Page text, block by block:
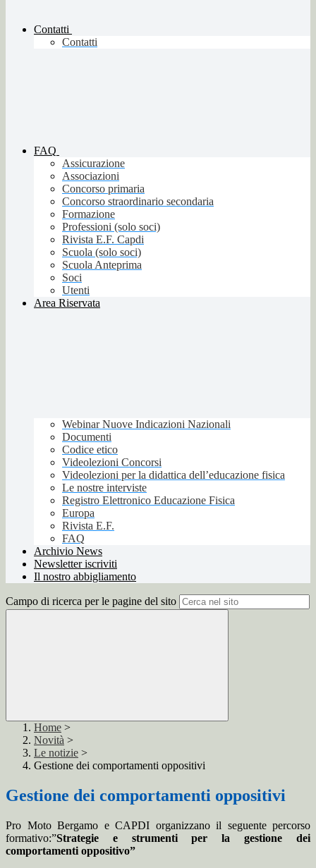
Contatti
Contatti
FAQ
Assicurazione
Associazioni
Concorso primaria
Concorso straordinario secondaria
Formazione
Professioni (solo soci)
Rivista E.F. Capdi
Scuola (solo soci)
Scuola Anteprima
Soci
Utenti
Area Riservata
Webinar Nuove Indicazioni Nazionali
Documenti
Codice etico
Videolezioni Concorsi
Videolezioni per la didattica dell’educazione fisica
Le nostre interviste
Registro Elettronico Educazione Fisica
Europa
Rivista E.F.
FAQ
Archivio News
Newsletter iscriviti
Il nostro abbigliamento
Campo di ricerca per le pagine del sito
Home >
Novità >
Le notizie >
Gestione dei comportamenti oppositivi
Gestione dei comportamenti oppositivi
Pro Moto Bergamo e CAPDI organizzano il seguente percorso
formativo:”Strategie e strumenti per la gestione dei
comportamenti oppositivo”